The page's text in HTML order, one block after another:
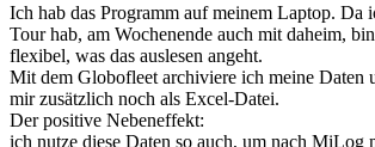
Ich hab das Programm auf meinem Laptop. Da
Tour hab, am Wochenende auch mit daheim,
flexibel, was das auslesen angeht.
Mit dem Globofleet archiviere ich meine Daten
mir zusätzlich noch als Excel-Datei.
Der positive Nebeneffekt:
ich nutze diese Daten so auch, um nach MiLog